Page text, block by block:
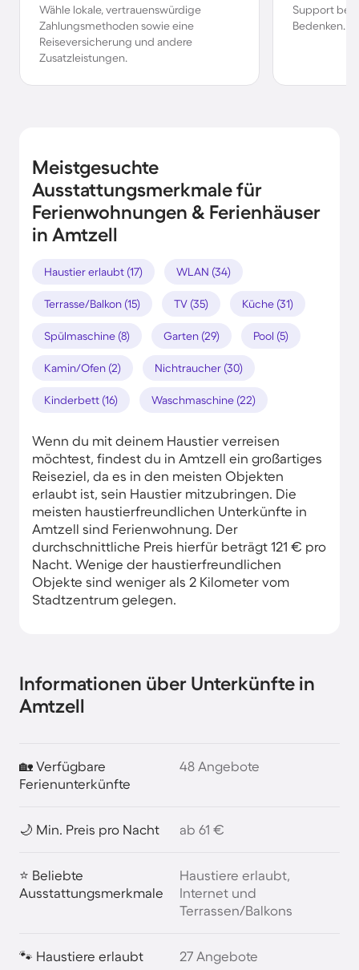
Wähle lokale, vertrauenswürdige
Zahlungsmethoden sowie eine
Reiseversicherung und andere
Zusatzleistungen.
Support bei
Bedenken.
Meistgesuchte
Ausstattungsmerkmale für
Ferienwohnungen & Ferienhäuser
in Amtzell
Haustier erlaubt (17) WLAN (34)
Terrasse/Balkon (15) TV (35) Küche (31)
Spülmaschine (8) Garten (29) Pool (5)
Kamin/Ofen (2) Nichtraucher (30)
Kinderbett (16) Waschmaschine (22)
Wenn du mit deinem Haustier verreisen
möchtest, findest du in Amtzell ein großartiges
Reiseziel, da es in den meisten Objekten
erlaubt ist, sein Haustier mitzubringen. Die
meisten haustierfreundlichen Unterkünfte in
Amtzell sind Ferienwohnung. Der
durchschnittliche Preis hierfür beträgt 121 € pro
Nacht. Wenige der haustierfreundlichen
Objekte sind weniger als 2 Kilometer vom
Stadtzentrum gelegen.
Informationen über Unterkünfte in
Amtzell
🏡 Verfügbare
Ferienunterkünfte
48 Angebote
🌙 Min. Preis pro Nacht ab 61 €
⭐ Beliebte
Ausstattungsmerkmale
Haustiere erlaubt,
Internet und
Terrassen/Balkons
🐾 Haustiere erlaubt 27 Angebote